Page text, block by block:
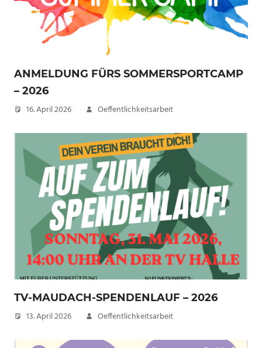
ANMELDUNG FÜRS SOMMERSPORTCAMP
– 2026
16. April 2026 Oeffentlichkeitsarbeit
TV-MAUDACH-SPENDENLAUF – 2026
13. April 2026 Oeffentlichkeitsarbeit